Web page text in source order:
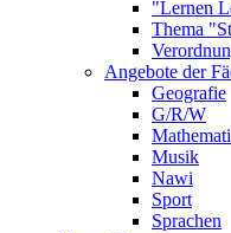
"Lernen
Thema
Angebote der
Geografie
G/R/W
Musik
Nawi
Sport
Sprachen